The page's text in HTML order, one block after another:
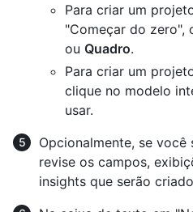
Para criar um
"Começar do zero",
ou Quadro.
Para criar um
clique no modelo
usar.
Opcionalmente, se você
revise os campos,
insights que serão